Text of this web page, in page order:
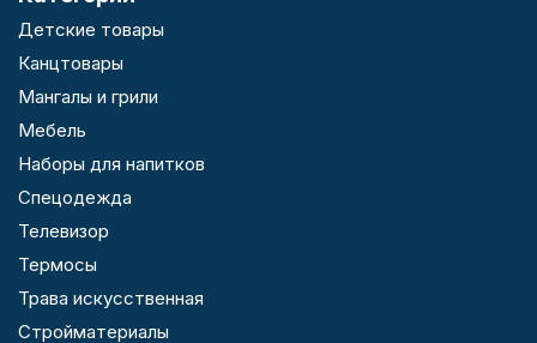
Детские товары
Канцтовары
Мангалы и грили
Мебель
Наборы для напитков
Спецодежда
Телевизор
Термосы
Трава искусственная
Стройматериалы